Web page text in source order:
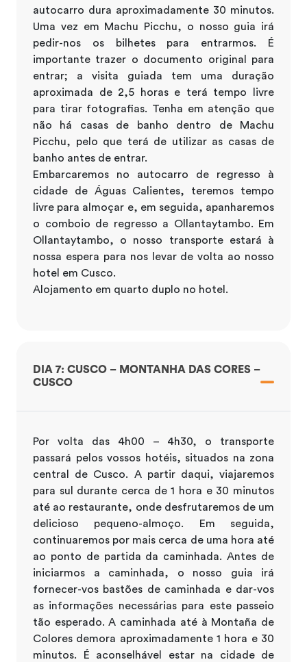
autocarro dura aproximadamente 30 minutos.
Uma vez em Machu Picchu, o nosso guia irá
pedir-nos os bilhetes para entrarmos. É
importante trazer o documento original para
entrar; a visita guiada tem uma duração
aproximada de 2,5 horas e terá tempo livre
para tirar fotografias. Tenha em atenção que
não há casas de banho dentro de Machu
Picchu, pelo que terá de utilizar as casas de
banho antes de entrar.
Embarcaremos no autocarro de regresso à
cidade de Águas Calientes, teremos tempo
livre para almoçar e, em seguida, apanharemos
o comboio de regresso a Ollantaytambo. Em
Ollantaytambo, o nosso transporte estará à
nossa espera para nos levar de volta ao nosso
hotel em Cusco.
Alojamento em quarto duplo no hotel.
DIA 7: CUSCO – MONTANHA DAS CORES –
CUSCO
Por volta das 4h00 – 4h30, o transporte
passará pelos vossos hotéis, situados na zona
central de Cusco. A partir daqui, viajaremos
para sul durante cerca de 1 hora e 30 minutos
até ao restaurante, onde desfrutaremos de um
delicioso pequeno-almoço. Em seguida,
continuaremos por mais cerca de uma hora até
ao ponto de partida da caminhada. Antes de
iniciarmos a caminhada, o nosso guia irá
fornecer-vos bastões de caminhada e dar-vos
as informações necessárias para este passeio
tão esperado. A caminhada até à Montaña de
Colores demora aproximadamente 1 hora e 30
minutos. É aconselhável estar na cidade de